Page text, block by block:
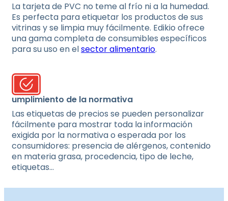
La tarjeta de PVC no teme al frío ni a la humedad.
Es perfecta para etiquetar los productos de sus
vitrinas y se limpia muy fácilmente. Edikio ofrece
una gama completa de consumibles específicos
para su uso en elsector alimentario.
umplimiento de la normativa
Las etiquetas de precios se pueden personalizar
fácilmente para mostrar toda la información
exigida por la normativa o esperada por los
consumidores: presencia de alérgenos, contenido
en materia grasa, procedencia, tipo de leche,
etiquetas…